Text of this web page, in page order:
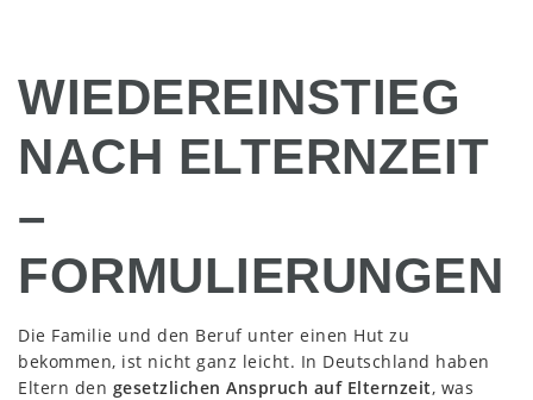
WIEDEREINSTIEG
NACH ELTERNZEIT
–
FORMULIERUNGEN
Die Familie und den Beruf unter einen Hut zu
bekommen, ist nicht ganz leicht. In Deutschland haben
Eltern den gesetzlichen Anspruch auf Elternzeit, was